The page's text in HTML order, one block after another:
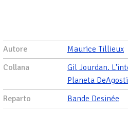
Autore
Maurice Tillieux
Collana
Gil Jourdan.
Planeta
Reparto
Bande Desinée